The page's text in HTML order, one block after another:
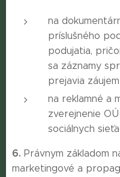
na
príslušného
podujatia,
sa záznamy
prejavia
na reklamné a
zverejnenie
sociálnych
6. Právnym základom
marketingové a